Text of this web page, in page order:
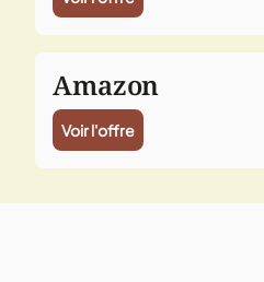
Amazon
Voir l'offre